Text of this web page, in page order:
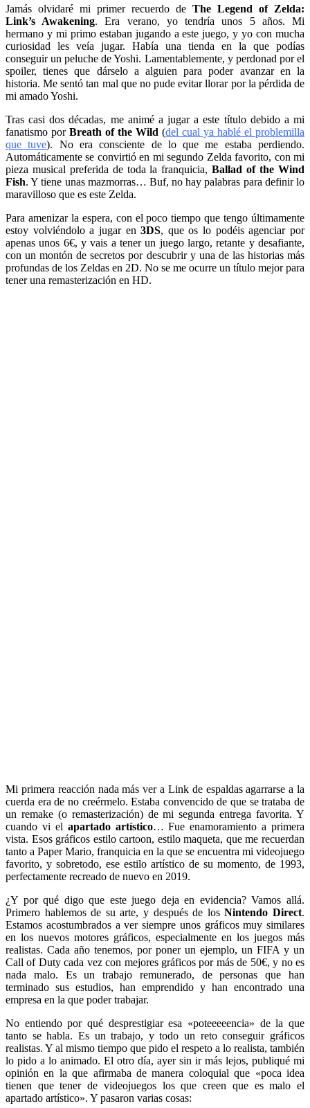
Jamás olvidaré mi primer recuerdo de The Legend of Zelda:
Link’s Awakening. Era verano, yo tendría unos 5 años. Mi
hermano y mi primo estaban jugando a este juego, y yo con mucha
curiosidad les veía jugar. Había una tienda en la que podías
conseguir un peluche de Yoshi. Lamentablemente, y perdonad por el
spoiler, tienes que dárselo a alguien para poder avanzar en la
historia. Me sentó tan mal que no pude evitar llorar por la pérdida de
mi amado Yoshi.
Tras casi dos décadas, me animé a jugar a este título debido a mi
fanatismo por Breath of the Wild (del cual ya hablé el problemilla
que tuve). No era consciente de lo que me estaba perdiendo.
Automáticamente se convirtió en mi segundo Zelda favorito, con mi
pieza musical preferida de toda la franquicia, Ballad of the Wind
Fish. Y tiene unas mazmorras… Buf, no hay palabras para definir lo
maravilloso que es este Zelda.
Para amenizar la espera, con el poco tiempo que tengo últimamente
estoy volviéndolo a jugar en3DS, que os lo podéis agenciar por
apenas unos 6€, y vais a tener un juego largo, retante y desafiante,
con un montón de secretos por descubrir y una de las historias más
profundas de los Zeldas en 2D. No se me ocurre un título mejor para
tener una remasterización en HD.
Mi primera reacción nada más ver a Link de espaldas agarrarse a la
cuerda era de no creérmelo. Estaba convencido de que se trataba de
un remake (o remasterización) de mi segunda entrega favorita. Y
cuando vi el apartado artístico… Fue enamoramiento a primera
vista. Esos gráficos estilo cartoon, estilo maqueta, que me recuerdan
tanto a Paper Mario, franquicia en la que se encuentra mi videojuego
favorito, y sobretodo, ese estilo artístico de su momento, de 1993,
perfectamente recreado de nuevo en 2019.
¿Y por qué digo que este juego deja en evidencia? Vamos allá.
Primero hablemos de su arte, y después de losNintendo Direct.
Estamos acostumbrados a ver siempre unos gráficos muy similares
en los nuevos motores gráficos, especialmente en los juegos más
realistas. Cada año tenemos, por poner un ejemplo, un FIFA y un
Call of Duty cada vez con mejores gráficos por más de 50€, y no es
nada malo. Es un trabajo remunerado, de personas que han
terminado sus estudios, han emprendido y han encontrado una
empresa en la que poder trabajar.
No entiendo por qué desprestigiar esa «poteeeeencia» de la que
tanto se habla. Es un trabajo, y todo un reto conseguir gráficos
realistas. Y al mismo tiempo que pido el respeto a lo realista, también
lo pido a lo animado. El otro día, ayer sin ir más lejos, publiqué mi
opinión en la que afirmaba de manera coloquial que «poca idea
tienen que tener de videojuegos los que creen que es malo el
apartado artístico». Y pasaron varias cosas: